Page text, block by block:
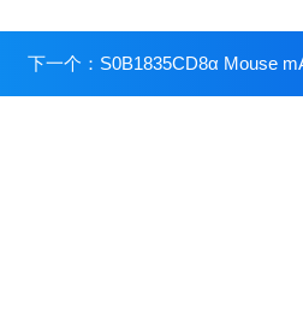
下一个： S0B1835CD8α Mouse mAb (Alexa Fluor? 488